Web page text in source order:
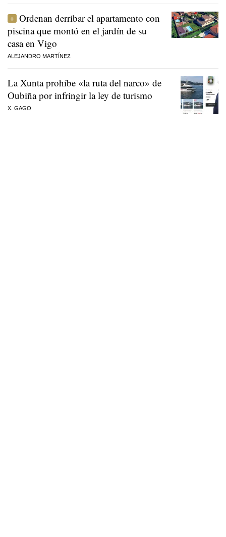
Ordenan derribar el apartamento con
piscina que montó en el jardín de su
casa en Vigo
ALEJANDRO MARTÍNEZ
La Xunta prohíbe «la ruta del narco» de
Oubiña por infringir la ley de turismo
X. GAGO